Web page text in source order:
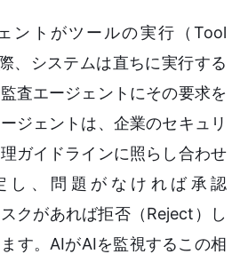
ントがツールの実行（Tool
、システムは直ちに実行する
査エージェントにその要求を
ジェントは、企業のセキュリ
ガイドラインに照らし合わせ
し、問題がなければ承認
クがあれば拒否（Reject）し
す。AIがAIを監視するこの相